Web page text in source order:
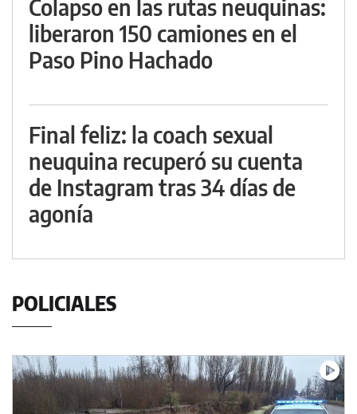
Colapso en las rutas neuquinas:
liberaron 150 camiones en el
Paso Pino Hachado
Final feliz: la coach sexual
neuquina recuperó su cuenta
de Instagram tras 34 días de
agonía
POLICIALES